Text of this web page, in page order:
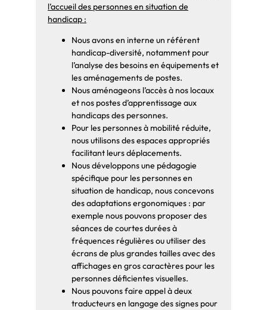
l’accueil des personnes en situation de
handicap :
Nous avons en interne un référent
handicap-diversité, notamment pour
l’analyse des besoins en équipements et
les aménagements de postes.
Nous aménageons l’accès à nos locaux
et nos postes d’apprentissage aux
handicaps des personnes.
Pour les personnes à mobilité réduite,
nous utilisons des espaces appropriés
facilitant leurs déplacements.
Nous développons une pédagogie
spécifique pour les personnes en
situation de handicap, nous concevons
des adaptations ergonomiques : par
exemple nous pouvons proposer des
séances de courtes durées à
fréquences régulières ou utiliser des
écrans de plus grandes tailles avec des
affichages en gros caractères pour les
personnes déficientes visuelles.
Nous pouvons faire appel à deux
traducteurs en langage des signes pour